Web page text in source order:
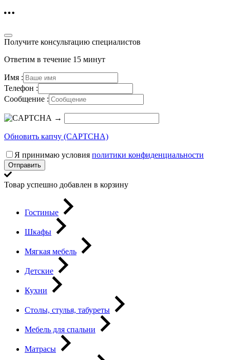
Получите консультацию специалистов
Ответим в течение 15 минут
Имя :
Телефон :
Сообщение :
→
Обновить капчу (CAPTCHA)
Я принимаю условия политики конфиденциальности
Отправить
Товар успешно добавлен в корзину
Гостиные
Шкафы
Мягкая мебель
Детские
Кухни
Столы, стулья, табуреты
Мебель для спальни
Матрасы